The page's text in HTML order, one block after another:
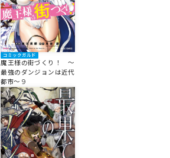
コミックガルド
魔王様の街づくり！ ～
最強のダンジョンは近代
都市～ 9